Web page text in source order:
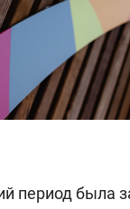
период была